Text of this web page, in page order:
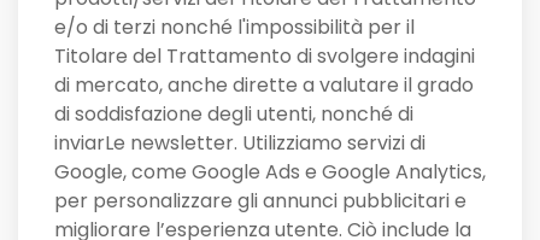
e/o di terzi nonché l'impossibilità per il
Titolare del Trattamento di svolgere indagini
di mercato, anche dirette a valutare il grado
di soddisfazione degli utenti, nonché di
inviarLe newsletter. Utilizziamo servizi di
Google, come Google Ads e Google Analytics,
per personalizzare gli annunci pubblicitari e
migliorare l’esperienza utente. Ciò include la